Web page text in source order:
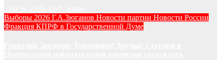
Выборы 2026 Г.А.Зюганов Новости партии Новости России
Фракция КПРФ в Государственной Думе